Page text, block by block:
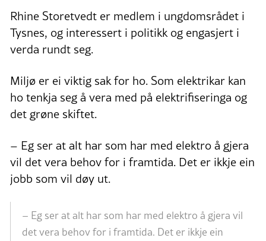
Rhine Storetvedt er medlem i ungdomsrådet i
Tysnes, og interessert i politikk og engasjert i
verda rundt seg.
Miljø er ei viktig sak for ho. Som elektrikar kan
ho tenkja seg å vera med på elektrifiseringa og
det grøne skiftet.
– Eg ser at alt har som har med elektro å gjera
vil det vera behov for i framtida. Det er ikkje ein
jobb som vil døy ut.
– Eg ser at alt har som har med elektro å gjera vil
det vera behov for i framtida. Det er ikkje ein